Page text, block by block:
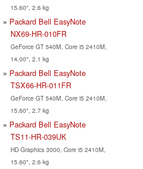
15.60", 2.6 kg
Packard Bell EasyNote
NX69-HR-010FR
GeForce GT 540M, Core i5 2410M,
14.00", 2.1 kg
Packard Bell EasyNote
TSX66-HR-011FR
GeForce GT 540M, Core i5 2410M,
15.60", 2.7 kg
Packard Bell EasyNote
TS11-HR-039UK
HD Graphics 3000, Core i5 2410M,
15.60", 2.6 kg